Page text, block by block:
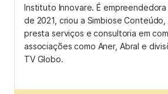
Instituto Innovare. É
de 2021, criou a Simbiose
presta serviços e consultoria em
associações como Aner, Abral e
TV Globo.